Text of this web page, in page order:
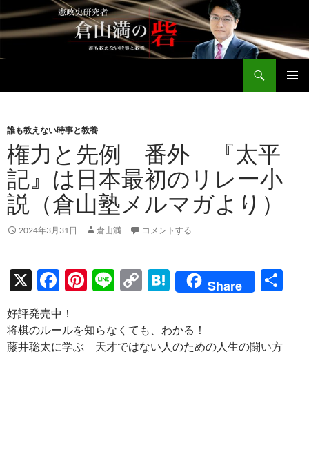
テ
ン
へ
キ
プ
誰も教えない時事と教養
権力と先例 番外 『太平
記』は日本最初のリレー小
説（倉山塾メルマガより）
2024年3月31日 倉山満 コメントする
X
F
e
b
Pi
er
es
Li
e
C
p
y
H
e
n
Share
好評発売中！
将棋のルールを知らなくても、わかる！
藤井聡太に学ぶ 天才ではない人のための人生の闘い方